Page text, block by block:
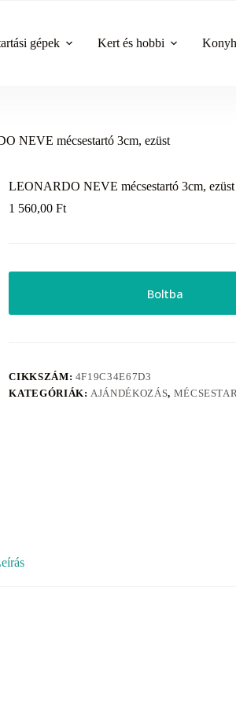
gépek Kert és hobbi
NEVE mécsestartó 3cm, ezüst
LEONARDO NEVE mécsestartó 3cm, ezüst
1 560,00Ft
Boltba
CIKKSZÁM: 4F19C34E67D3
KATEGÓRIÁK:AJÁNDÉKOZÁS,